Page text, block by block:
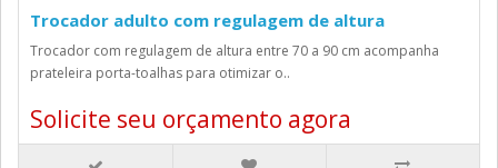
Trocador adulto com regulagem de altura
Trocador com regulagem de altura entre 70 a 90 cm acompanha
prateleira porta-toalhas para otimizar o..
Solicite seu orçamento agora